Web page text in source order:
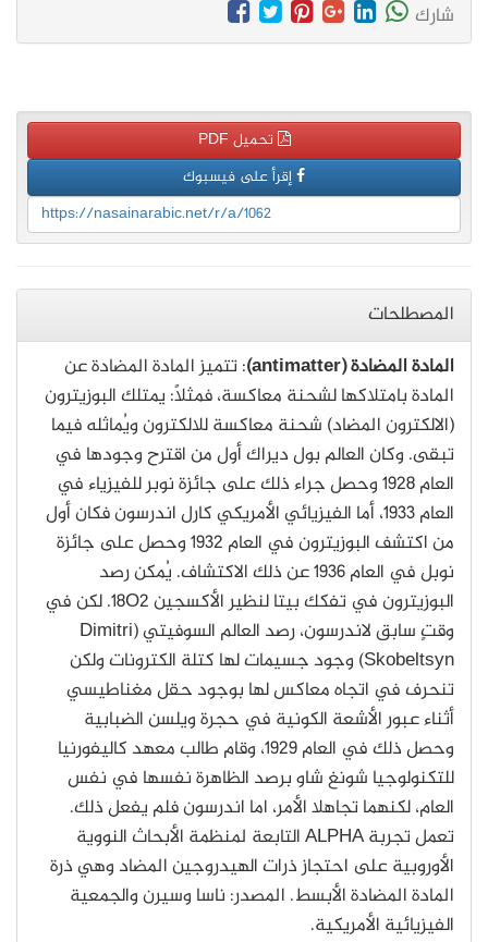
شارك
تحميل PDF
إقرأ على فيسبوك
https://nasainarabic.net/r/a/1062
المصطلحات
المادة المضادة (antimatter)
: تتميز المادة المضادة عن
المادة بامتلاكها لشحنة معاكسة، فمثلاً: يمتلك البوزيترون
(الالكترون المضاد) شحنة معاكسة للالكترون ويُماثله فيما
تبقى. وكان العالم بول ديراك أول من اقترح وجودها في
العام 1928 وحصل جراء ذلك على جائزة نوبر للفيزياء في
العام 1933، أما الفيزيائي الأمريكي كارل اندرسون فكان أول
من اكتشف البوزيترون في العام 1932 وحصل على جائزة
نوبل في العام 1936 عن ذلك الاكتشاف. يُمكن رصد
البوزيترون في تفكك بيتا لنظير الأكسجين 18O2. لكن في
وقتٍ سابق لاندرسون، رصد العالم السوفيتي (Dimitri
Skobeltsyn) وجود جسيمات لها كتلة الكترونات ولكن
تنحرف في اتجاه معاكس لها بوجود حقل مغناطيسي
أثناء عبور الأشعة الكونية في حجرة ويلسن الضبابية
وحصل ذلك في العام 1929، وقام طالب معهد كاليفورنيا
للتكنولوجيا شونغ شاو برصد الظاهرة نفسها في نفس
العام، لكنهما تجاهلا الأمر، اما اندرسون فلم يفعل ذلك.
تعمل تجربة ALPHA التابعة لمنظمة الأبحاث النووية
الأوروبية على احتجاز ذرات الهيدروجين المضاد وهي ذرة
المادة المضادة الأبسط. المصدر: ناسا وسيرن والجمعية
الفيزيائية الأمريكية.